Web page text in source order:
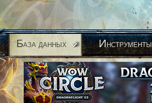
База данных Инструменты